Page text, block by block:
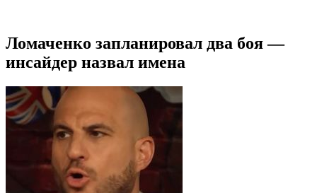
Ломаченко запланировал два боя —
инсайдер назвал имена